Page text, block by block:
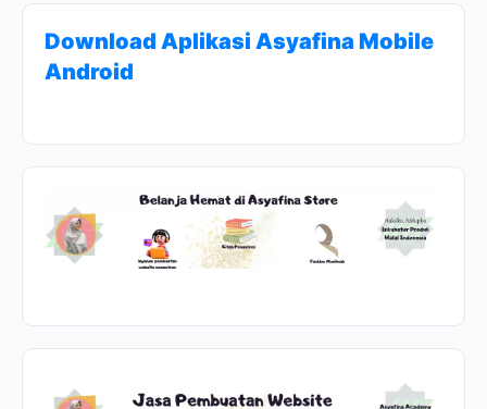
Download Aplikasi Asyafina Mobile
Android